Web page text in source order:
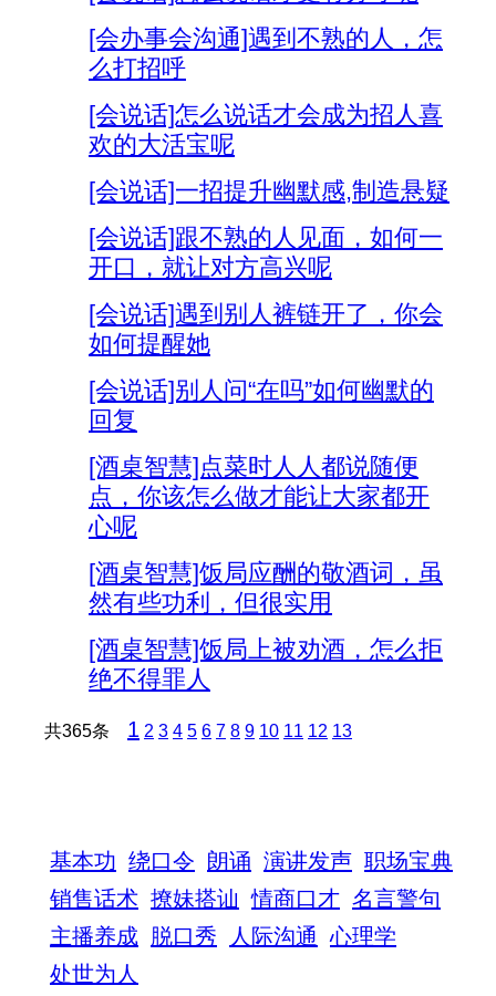
[会办事会沟通]遇到不熟的人，怎
么打招呼
[会说话]怎么说话才会成为招人喜
欢的大活宝呢
[会说话]一招提升幽默感,制造悬疑
[会说话]跟不熟的人见面，如何一
开口，就让对方高兴呢
[会说话]遇到别人裤链开了，你会
如何提醒她
[会说话]别人问“在吗”如何幽默的
回复
[酒桌智慧]点菜时人人都说随便
点，你该怎么做才能让大家都开
心呢
[酒桌智慧]饭局应酬的敬酒词，虽
然有些功利，但很实用
[酒桌智慧]饭局上被劝酒，怎么拒
绝不得罪人
共365条 1 2 3 4 5 6 7 8 9 10 11 12 13
基本功 绕口令 朗诵 演讲发声 职场宝典
销售话术 撩妹搭讪 情商口才 名言警句
主播养成 脱口秀 人际沟通 心理学
处世为人